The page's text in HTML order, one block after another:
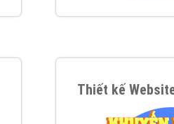
Thiết kế